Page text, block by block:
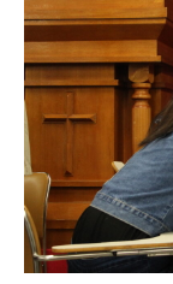
NPO法人HOPE300
お知らせ・ミッショ
礼拝ビデオ